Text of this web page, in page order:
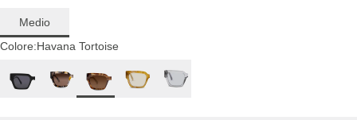
Medio
Colore:Havana Tortoise